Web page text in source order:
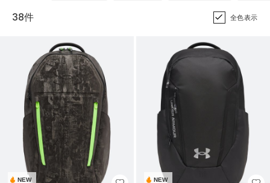
38件 全色表示
NEW NEW